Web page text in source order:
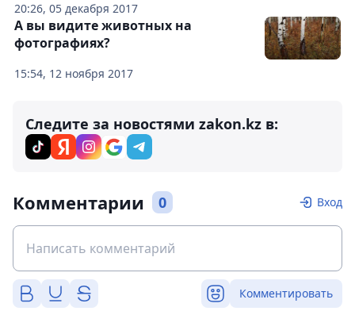
20:26, 05 декабря 2017
15:54, 12 ноября 2017
А вы видите животных на
фотографиях?
Следите за новостями zakon.kz в:
Комментарии 0 Вход
Комментировать